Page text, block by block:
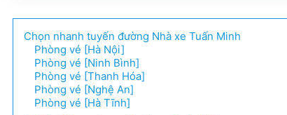
Chọn nhanh tuyến đường Nhà xe Tuấn Minh
Phòng vé [Hà Nội]
Phòng vé [Ninh Bình]
Phòng vé [Thanh Hóa]
Phòng vé [Nghệ An]
Phòng vé [Hà Tĩnh]